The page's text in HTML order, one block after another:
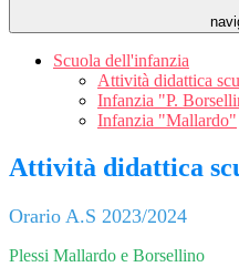
Scuola dell'infanzia
Attività didattica
Infanzia "P.
Infanzia "Mallardo"
Attività didattica
Orario A.S 2023/2024
Plessi Mallardo e Borsellino